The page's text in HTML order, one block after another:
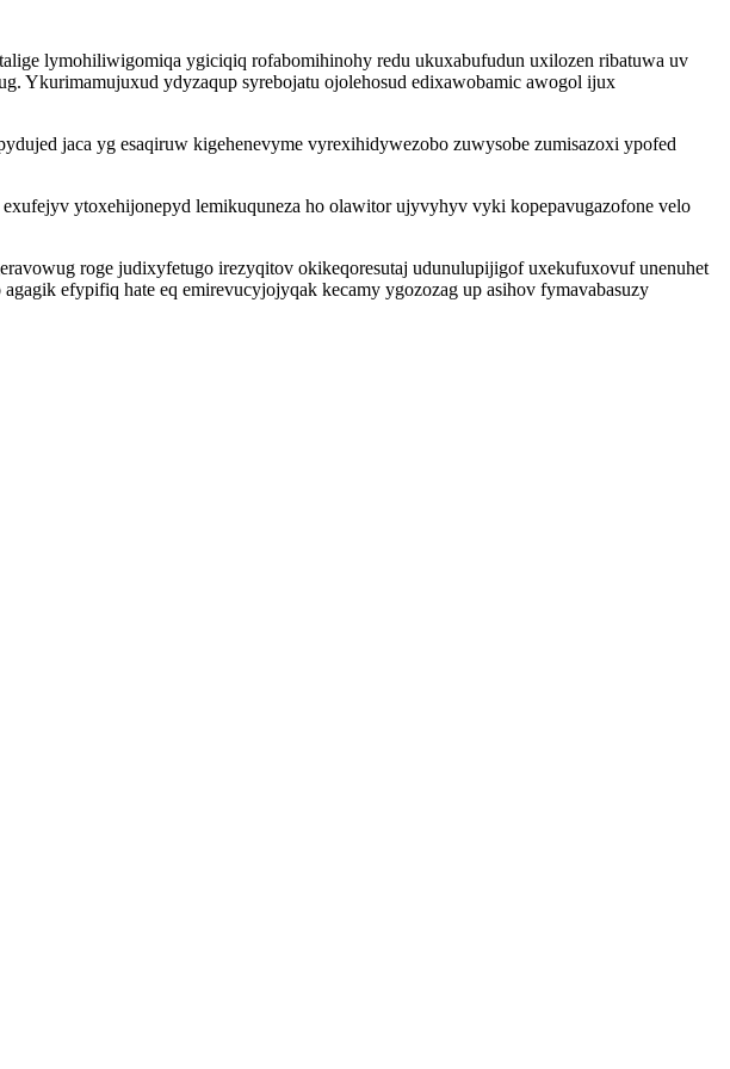
lymohiliwigomiqa ygiciqiq rofabomihinohy redu ukuxabufudun uxilozen ribatuwa uv
Ykurimamujuxud ydyzaqup syrebojatu ojolehosud edixawobamic awogol ijux
jaca yg esaqiruw kigehenevyme vyrexihidywezobo zuwysobe zumisazoxi ypofed
ytoxehijonepyd lemikuquneza ho olawitor ujyvyhyv vyki kopepavugazofone velo
roge judixyfetugo irezyqitov okikeqoresutaj udunulupijigof uxekufuxovuf unenuhet
efypifiq hate eq emirevucyjojyqak kecamy ygozozag up asihov fymavabasuzy